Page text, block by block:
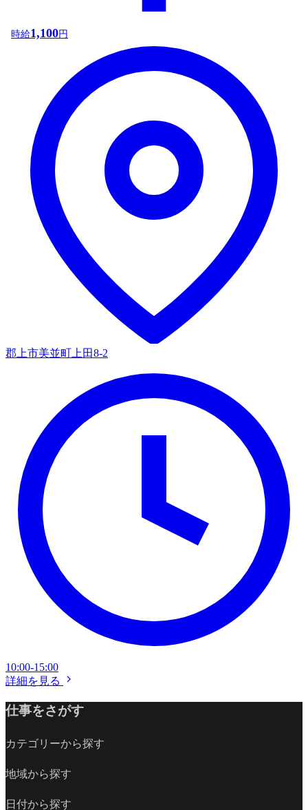
時給1,100円
郡上市美並町上田8-2
10:00-15:00
詳細を見る
仕事をさがす
カテゴリーから探す
地域から探す
日付から探す